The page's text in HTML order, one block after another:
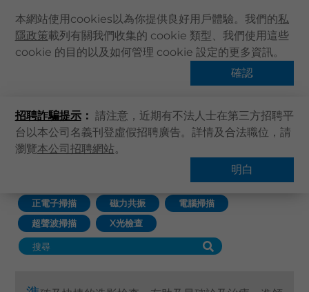
本網站使用cookies以為你提供良好用戶體驗。我們的私
隱政策載列有關我們收集的 cookie 類型、我們使用這些
cookie 的目的以及如何管理 cookie 設定的更多資訊。
確認
招聘詐騙提示： 請注意，近期有不法人士在第三方招聘平
台以本公司名義刊登虛假招聘廣告。詳情及合法職位，請
瀏覽本公司招聘網站。
明白
主頁
卓健服務
卓健手機App
最新資訊
聯絡我們
搜尋醫療服務
主頁 卓健服務 診斷及造影
正電子掃描
磁力共振
電腦掃描
超聲波掃描
X光檢查